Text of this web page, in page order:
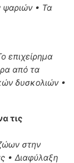
ψαριών • Τα
επιχείρημα
από τα
δυσκολιών •
τις
στην
• Διαφύλαξη